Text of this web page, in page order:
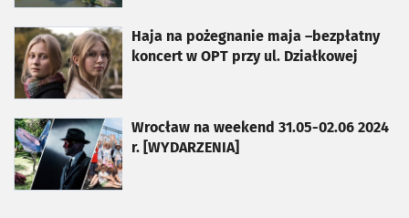
Haja na pożegnanie maja –bezpłatny
koncert w OPT przy ul. Działkowej
otworzy się w nowej karcie
Wrocław na weekend 31.05-02.06 2024
r. [WYDARZENIA]
otworzy się w nowej karcie